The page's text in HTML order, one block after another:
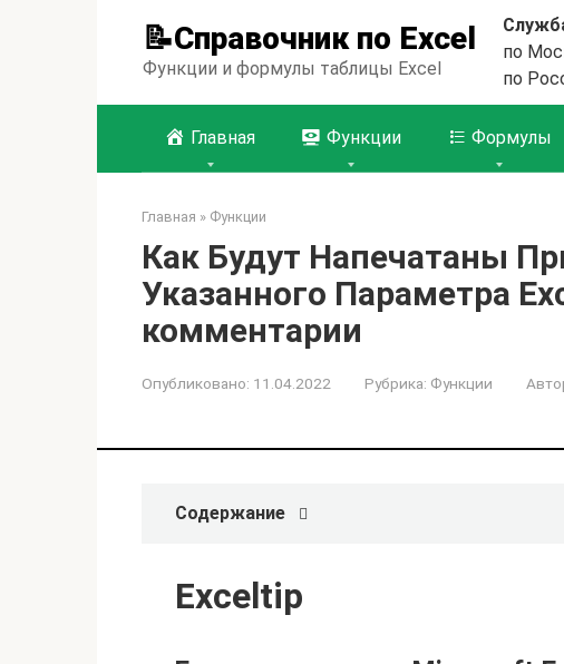
📝Справочник по Excel
Функции и формулы таблицы Excel
по
по
Главная Функции Формулы
Главная » Функции
Как Будут Напечатаны
Указанного Параметра
комментарии
Опубликовано: 11.04.2022 Рубрика: Функции
Содержание
Exceltip